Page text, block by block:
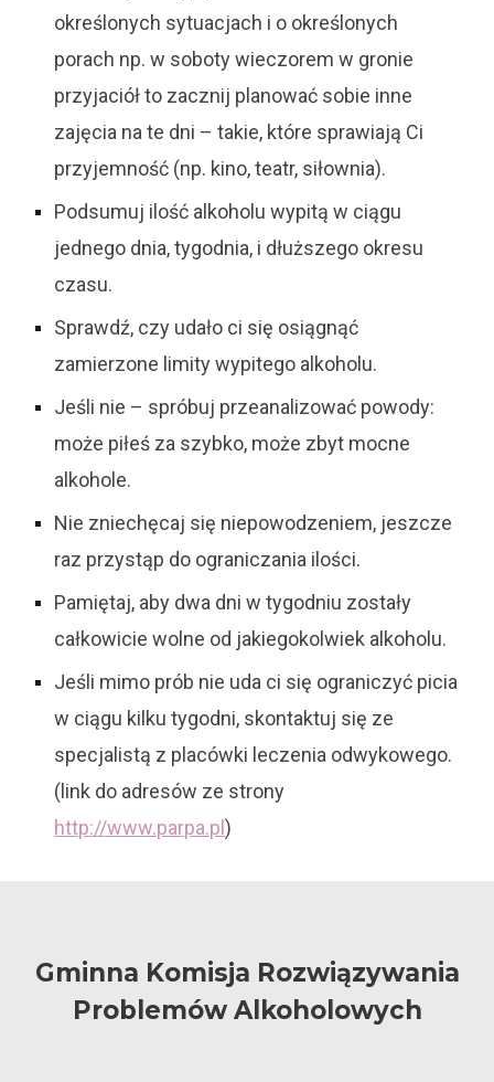
określonych sytuacjach i o określonych
porach np. w soboty wieczorem w gronie
przyjaciół to zacznij planować sobie inne
zajęcia na te dni – takie, które sprawiają Ci
przyjemność (np. kino, teatr, siłownia).
Podsumuj ilość alkoholu wypitą w ciągu
jednego dnia, tygodnia, i dłuższego okresu
czasu.
Sprawdź, czy udało ci się osiągnąć
zamierzone limity wypitego alkoholu.
Jeśli nie – spróbuj przeanalizować powody:
może piłeś za szybko, może zbyt mocne
alkohole.
Nie zniechęcaj się niepowodzeniem, jeszcze
raz przystąp do ograniczania ilości.
Pamiętaj, aby dwa dni w tygodniu zostały
całkowicie wolne od jakiegokolwiek alkoholu.
Jeśli mimo prób nie uda ci się ograniczyć picia
w ciągu kilku tygodni, skontaktuj się ze
specjalistą z placówki leczenia odwykowego.
(link do adresów ze strony
http://www.parpa.pl)
Gminna Komisja Rozwiązywania
Problemów Alkoholowych